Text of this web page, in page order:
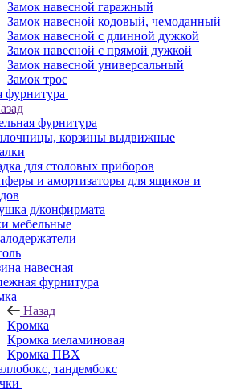
Замок навесной гаражный
Замок навесной кодовый, чемоданный
Замок навесной с длинной дужкой
Замок навесной с прямой дужкой
Замок навесной универсальный
Замок трос
фурнитура
фурнитура
корзины выдвижные
для столовых приборов
и амортизаторы для ящиков и
д/конфирмата
мебельные
навесная
фурнитура
Назад
Кромка
Кромка меламиновая
Кромка ПВХ
тандембокс